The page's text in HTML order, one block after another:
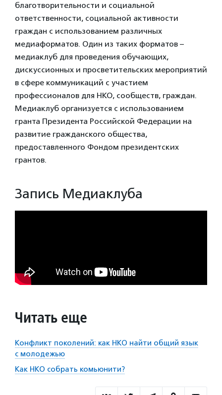
благотворительности и социальной
ответственности, социальной активности
граждан с использованием различных
медиаформатов. Один из таких форматов –
медиаклуб для проведения обучающих,
дискуссионных и просветительских мероприятий
в сфере коммуникаций с участием
профессионалов для НКО, сообществ, граждан.
Медиаклуб организуется с использованием
гранта Президента Российской Федерации на
развитие гражданского общества,
предоставленного Фондом президентских
грантов.
Запись Медиаклуба
Читать еще
Конфликт поколений: как НКО найти общий язык
с молодежью
Как НКО собрать комьюнити?